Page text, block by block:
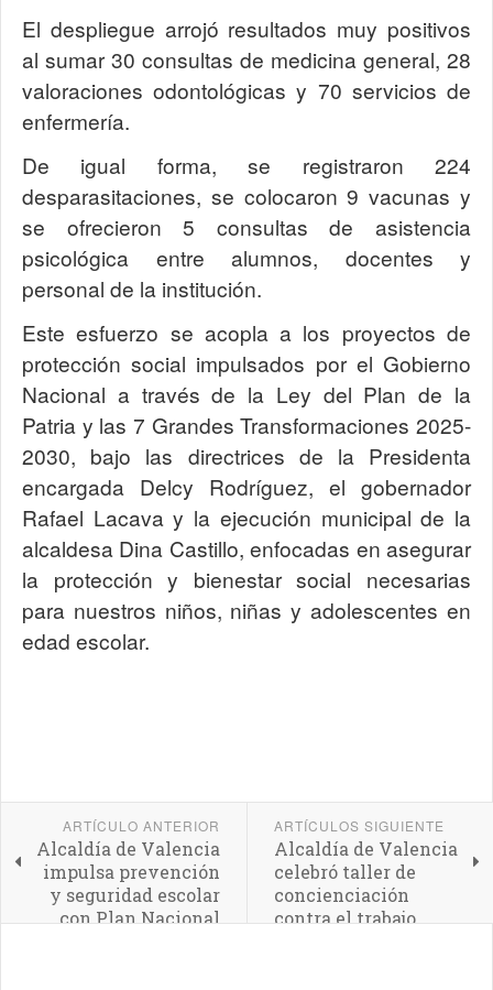
El despliegue arrojó resultados muy positivos
al sumar 30 consultas de medicina general, 28
valoraciones odontológicas y 70 servicios de
enfermería.
De igual forma, se registraron 224
desparasitaciones, se colocaron 9 vacunas y
se ofrecieron 5 consultas de asistencia
psicológica entre alumnos, docentes y
personal de la institución.
Este esfuerzo se acopla a los proyectos de
protección social impulsados por el Gobierno
Nacional a través de la Ley del Plan de la
Patria y las 7 Grandes Transformaciones 2025-
2030, bajo las directrices de la Presidenta
encargada Delcy Rodríguez, el gobernador
Rafael Lacava y la ejecución municipal de la
alcaldesa Dina Castillo, enfocadas en asegurar
la protección y bienestar social necesarias
para nuestros niños, niñas y adolescentes en
edad escolar.
ARTÍCULO ANTERIOR
Alcaldía de Valencia
impulsa prevención
y seguridad escolar
con Plan Nacional
ARTÍCULOS SIGUIENTE
Alcaldía de Valencia
celebró taller de
concienciación
contra el trabajo